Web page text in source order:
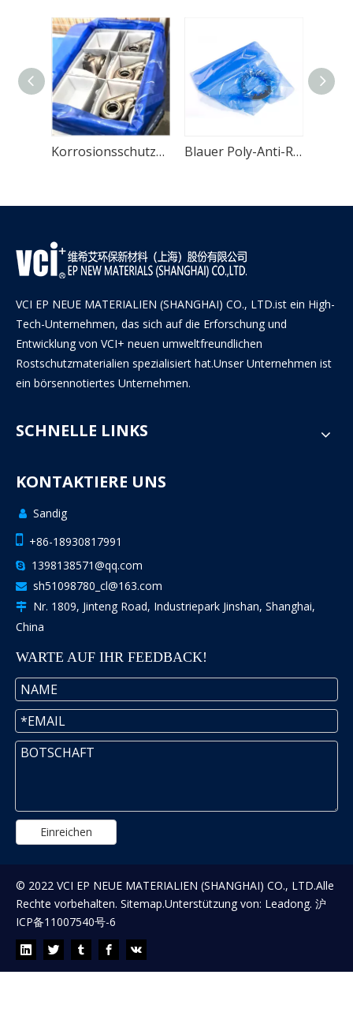
Korrosionsschutz-Poly-VCI-Beutel für Automobilteile Blauer Poly-Anti-Rost-VCI-Beutel für Metallprodukte
VCI EP NEUE MATERIALIEN (SHANGHAI) CO., LTD.ist ein High-
Tech-Unternehmen, das sich auf die Erforschung und
Entwicklung von VCI+ neuen umweltfreundlichen
Rostschutzmaterialien spezialisiert hat.Unser Unternehmen ist
ein börsennotiertes Unternehmen.
SCHNELLE LINKS
KONTAKTIERE UNS
 Sandig
 +86-18930817991
 1398138571@qq.com
 sh51098780_cl@163.com

Nr. 1809, Jinteng Road, Industriepark Jinshan, Shanghai,
China
WARTE AUF IHR FEEDBACK!
Einreichen
© 2022 VCI EP NEUE MATERIALIEN (SHANGHAI) CO., LTD.Alle
Rechte vorbehalten. Sitemap.Unterstützung von: Leadong. 沪
ICP备11007540号-6